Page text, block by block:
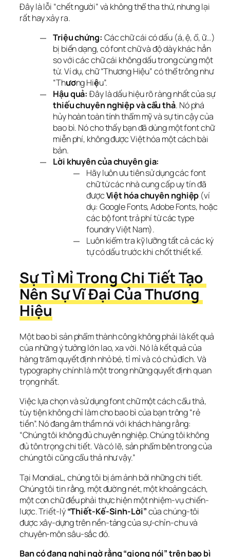
Đây là lỗi “chết người” và không thể tha thứ, nhưng lại
rất hay xảy ra.
Triệu chứng: Các chữ cái có dấu (á, ệ, ổ, ữ…)
bị biến dạng, có font chữ và độ dày khác hẳn
so với các chữ cái không dấu trong cùng một
từ. Ví dụ, chữ “Thương Hiệu” có thể trông như
“Thương Hiệu”.
Hậu quả: Đây là dấu hiệu rõ ràng nhất của sự
thiếu chuyên nghiệp và cẩu thả. Nó phá
hủy hoàn toàn tính thẩm mỹ và sự tin cậy của
bao bì. Nó cho thấy bạn đã dùng một font chữ
miễn phí, không được Việt hóa một cách bài
bản.
Lời khuyên của chuyên gia:
Hãy luôn ưu tiên sử dụng các font
chữ từ các nhà cung cấp uy tín đã
đượcViệt hóa chuyên nghiệp (ví
dụ: Google Fonts, Adobe Fonts, hoặc
các bộ font trả phí từ các type
foundry Việt Nam).
Luôn kiểm tra kỹ lưỡng tất cả các ký
tự có dấu trước khi chốt thiết kế.
Sự Tỉ Mỉ Trong Chi Tiết Tạo
Nên Sự Vĩ Đại Của Thương
Hiệu
Một bao bì sản phẩm thành công không phải là kết quả
của những ý tưởng lớn lao, xa vời. Nó là kết quả của
hàng trăm quyết định nhỏ bé, tỉ mỉ và có chủ đích. Và
typography chính là một trong những quyết định quan
trọng nhất.
Việc lựa chọn và sử dụng font chữ một cách cẩu thả,
tùy tiện không chỉ làm cho bao bì của bạn trông “rẻ
tiền”. Nó đang âm thầm nói với khách hàng rằng:
“Chúng tôi không đủ chuyên nghiệp. Chúng tôi không
đủ tôn trọng chi tiết. Và có lẽ, sản phẩm bên trong của
chúng tôi cũng cẩu thả như vậy.”
Tại MondiaL, chúng tôi bị ám ảnh bởi những chi tiết.
Chúng tôi tin rằng, một đường nét, một khoảng cách,
một con chữ đều phải thực hiện một nhiệm-vụ chiến-
lược. Triết-lý “Thiết-Kế-Sinh-Lời” của chúng-tôi
được xây-dựng trên nền-tảng của sự-chỉn-chu và
chuyên-môn sâu-sắc đó.
Bạn có đang nghi ngờ rằng “giọng nói” trên bao bì